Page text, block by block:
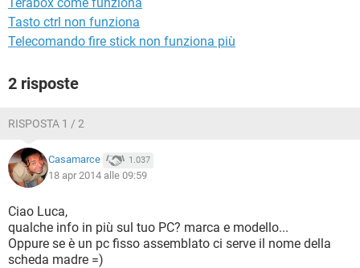
Tasto ctrl non funziona
Telecomando fire stick non funziona più
2 risposte
RISPOSTA 1 / 2
Casamarce 1.037
18 apr 2014 alle 09:59
Ciao Luca,
qualche info in più sul tuo PC? marca e modello...
Oppure se è un pc fisso assemblato ci serve il nome della
scheda madre =)